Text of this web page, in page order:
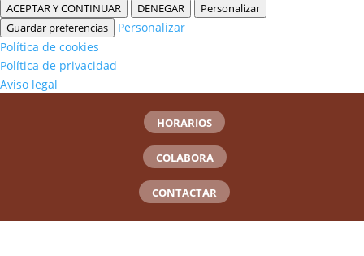
ACEPTAR Y CONTINUAR DENEGAR
Personalizar
Guardar preferencias
Personalizar
Política de cookies
Política de privacidad
Aviso legal
HORARIOS
COLABORA
CONTACTAR